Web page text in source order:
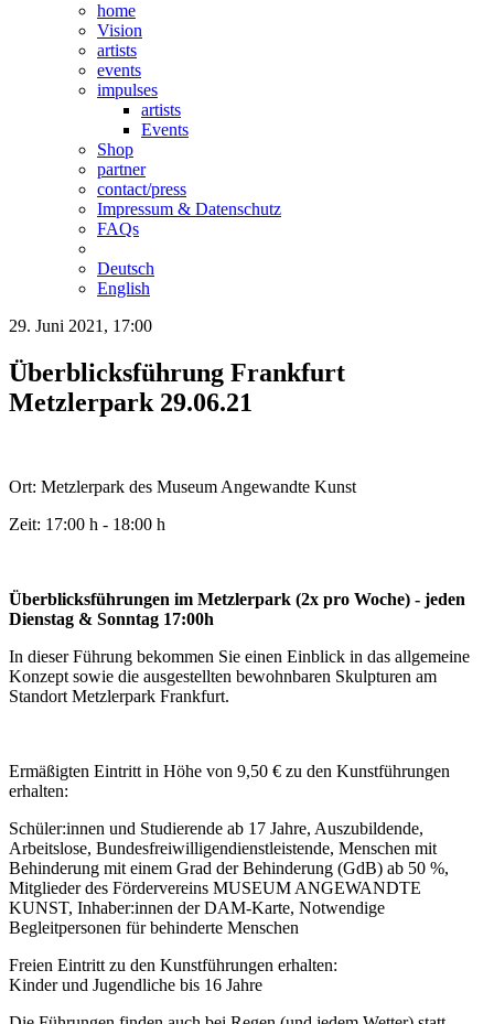
home
Vision
artists
events
impulses
artists
Events
Shop
partner
contact/press
Impressum & Datenschutz
FAQs
Deutsch
English
29. Juni 2021, 17:00
Überblicksführung Frankfurt
Metzlerpark 29.06.21
Ort: Metzlerpark des Museum Angewandte Kunst
Zeit: 17:00 h - 18:00 h
Überblicksführungen im Metzlerpark (2x pro Woche) - jeden
Dienstag & Sonntag 17:00h
In dieser Führung bekommen Sie einen Einblick in das allgemeine
Konzept sowie die ausgestellten bewohnbaren Skulpturen am
Standort Metzlerpark Frankfurt.
Ermäßigten Eintritt in Höhe von 9,50 € zu den Kunstführungen
erhalten:
Schüler:innen und Studierende ab 17 Jahre, Auszubildende,
Arbeitslose, Bundesfreiwilligendienstleistende, Menschen mit
Behinderung mit einem Grad der Behinderung (GdB) ab 50 %,
Mitglieder des Fördervereins MUSEUM ANGEWANDTE
KUNST, Inhaber:innen der DAM-Karte, Notwendige
Begleitpersonen für behinderte Menschen
Freien Eintritt zu den Kunstführungen erhalten:
Kinder und Jugendliche bis 16 Jahre